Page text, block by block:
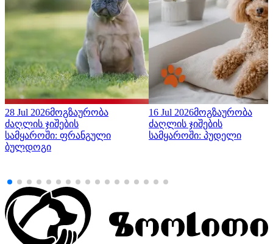
28 Jul 2026მოგზაურობა
ძაღლის ჯიშების
სამყაროში: ფრანგული
ბულდოგი
16 Jul 2026მოგზაურობა
ძაღლის ჯიშების
სამყაროში: პუდელი